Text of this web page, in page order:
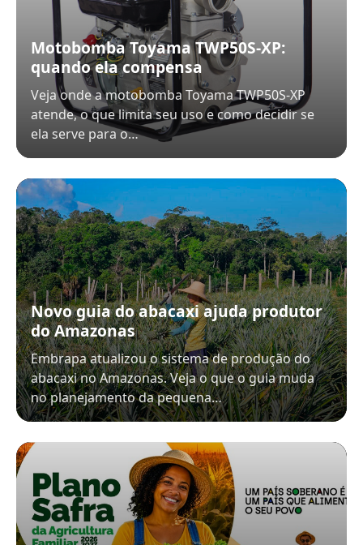
Motobomba Toyama TWP50S-XP:
quando ela compensa
Veja onde a motobomba Toyama TWP50S-XP
atende, o que limita seu uso e como decidir se
ela serve para o…
Novo guia do abacaxi ajuda produtor
do Amazonas
Embrapa atualizou o sistema de produção do
abacaxi no Amazonas. Veja o que o guia muda
no planejamento da pequena…